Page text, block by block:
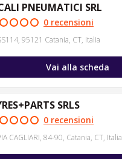
PNEUMATICI SRL
0 recensioni
95121 Catania, CT, Italia
Vai alla scheda
SRLS
0 recensioni
CAGLIARI, 84-90, Catania, CT, Italia